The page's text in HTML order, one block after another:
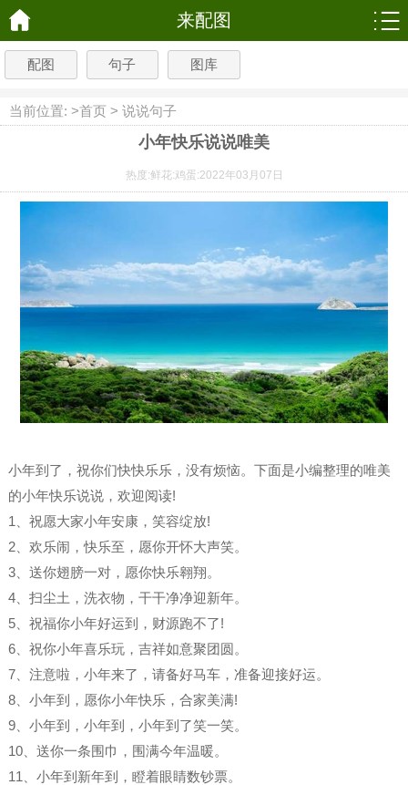
来配图
配图 句子 图库
当前位置: >首页 > 说说句子
小年快乐说说唯美
热度:鲜花:鸡蛋:2022年03月07日
小年到了，祝你们快快乐乐，没有烦恼。下面是小编整理的唯美
的小年快乐说说，欢迎阅读!
1、祝愿大家小年安康，笑容绽放!
2、欢乐闹，快乐至，愿你开怀大声笑。
3、送你翅膀一对，愿你快乐翱翔。
4、扫尘土，洗衣物，干干净净迎新年。
5、祝福你小年好运到，财源跑不了!
6、祝你小年喜乐玩，吉祥如意聚团圆。
7、注意啦，小年来了，请备好马车，准备迎接好运。
8、小年到，愿你小年快乐，合家美满!
9、小年到，小年到，小年到了笑一笑。
10、送你一条围巾，围满今年温暖。
11、小年到新年到，瞪着眼睛数钞票。